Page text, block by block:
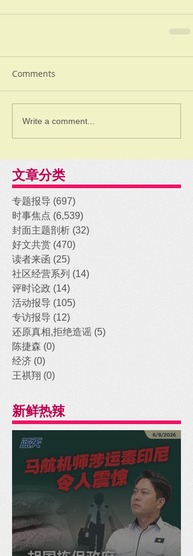
Comments
Write a comment...
文章分类
专题报导 (697)
时事焦点 (6,539)
封面主题剖析 (32)
好文共赏 (470)
读者来函 (25)
社区经营系列 (14)
评时论政 (14)
活动报导 (105)
专访报导 (12)
还原真相,拒绝造谣 (5)
陈捷森 (0)
经济 (0)
王祺翔 (0)
新鲜热辣